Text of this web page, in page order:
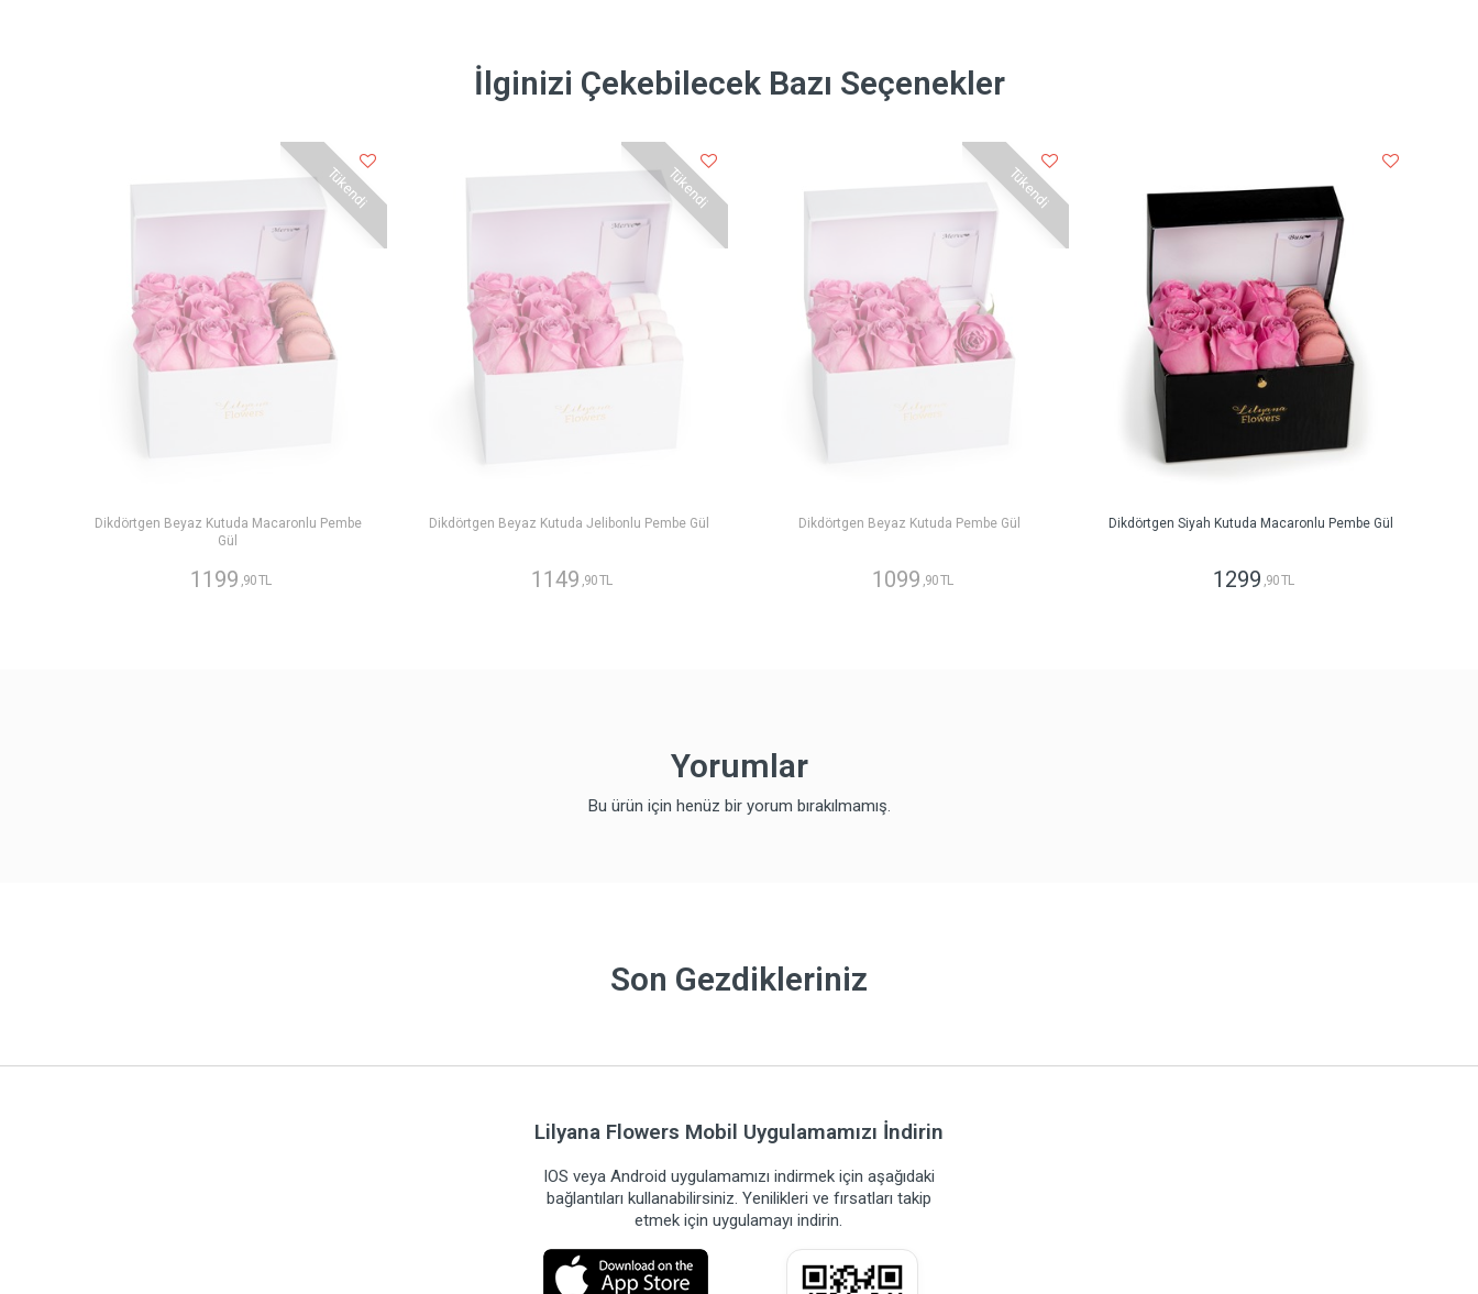
İlginizi Çekebilecek Bazı Seçenekler
Tükendi
Dikdörtgen Beyaz Kutuda Macaronlu Pembe
Gül
1199 ,90 TL
Tükendi
Dikdörtgen Beyaz Kutuda Jelibonlu Pembe Gül
1149 ,90 TL
Tükendi
Dikdörtgen Beyaz Kutuda Pembe Gül
1099 ,90 TL
Dikdörtgen Siyah Kutuda Macaronlu Pembe Gül
1299 ,90 TL
Yorumlar
Bu ürün için henüz bir yorum bırakılmamış.
Son Gezdikleriniz
Lilyana Flowers Mobil Uygulamamızı İndirin
IOS veya Android uygulamamızı indirmek için aşağıdaki
bağlantıları kullanabilirsiniz. Yenilikleri ve fırsatları takip
etmek için uygulamayı indirin.